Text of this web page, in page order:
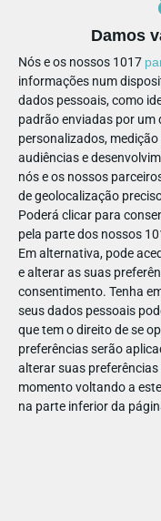
Damos
Nós e os nossos 1017
informações num
dados pessoais, como
padrão enviadas por
personalizados,
audiências e
nós e os nossos
de geolocalização
Poderá clicar para
pela parte dos nossos
Em alternativa, pode
e alterar as suas
consentimento. Tenha
seus dados pessoais
que tem o direito de se
preferências serão
alterar suas
momento voltando a
na parte inferior da